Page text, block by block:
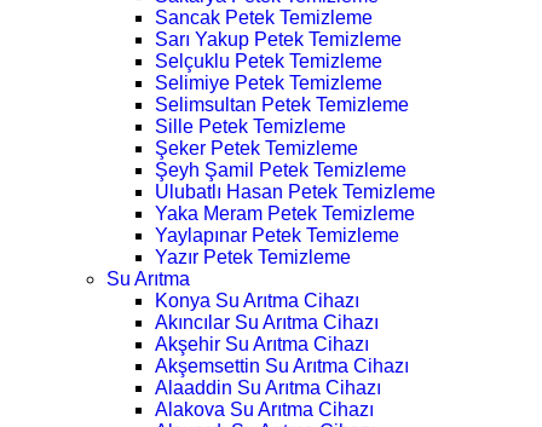
Sancak Petek Temizleme
Sarı Yakup Petek Temizleme
Selçuklu Petek Temizleme
Selimiye Petek Temizleme
Selimsultan Petek Temizleme
Sille Petek Temizleme
Şeker Petek Temizleme
Şeyh Şamil Petek Temizleme
Ulubatlı Hasan Petek Temizleme
Yaka Meram Petek Temizleme
Yaylapınar Petek Temizleme
Yazır Petek Temizleme
Su Arıtma
Konya Su Arıtma Cihazı
Akıncılar Su Arıtma Cihazı
Akşehir Su Arıtma Cihazı
Akşemsettin Su Arıtma Cihazı
Alaaddin Su Arıtma Cihazı
Alakova Su Arıtma Cihazı